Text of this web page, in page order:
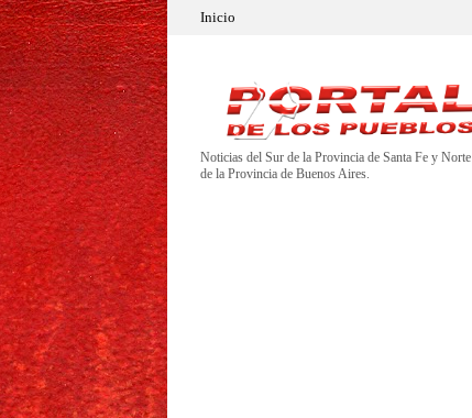
Inicio
Noticias del Sur de la Provincia de Santa Fe y Norte
de la Provincia de Buenos Aires.